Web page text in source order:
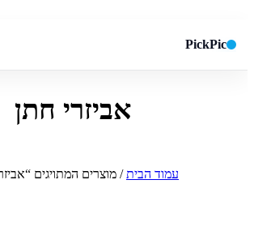
PickPic
חפש
אביזרי חתן
עמוד הבית/ מוצרים המתויגים